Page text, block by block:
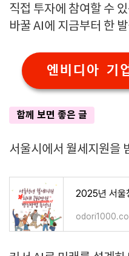
직접 투자에 참여할 수
바꿀 AI에 지금부터 한
엔비디아 기
함께 보면 좋은 글
서울시에서 월세지원을